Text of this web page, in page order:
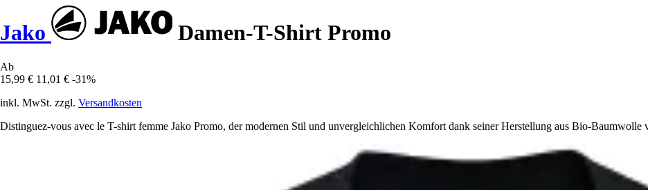
Jako Damen-T-Shirt Promo
Ab
15,99 € 11,01 € -31%
inkl. MwSt. zzgl. Versandkosten
Distinguez-vous avec le T-shirt femme Jako Promo, der modernen Stil und unvergleichlichen Komfort dank seiner Herstellung aus Bio-Baumwolle